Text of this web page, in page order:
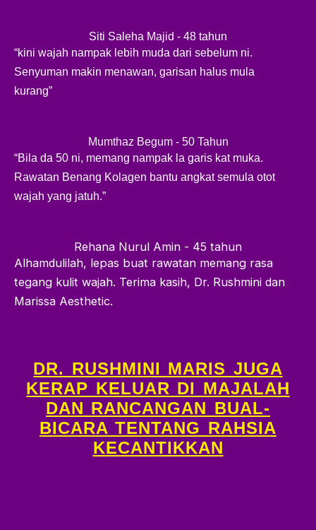
Siti Saleha Majid - 48 tahun
“kini wajah nampak lebih muda dari sebelum ni.
Senyuman makin menawan, garisan halus mula
kurang”
Mumthaz Begum - 50 Tahun
“Bila da 50 ni, memang nampak la garis kat muka.
Rawatan Benang Kolagen bantu angkat semula otot
wajah yang jatuh.”
Rehana Nurul Amin - 45 tahun
Alhamdulilah, lepas buat rawatan memang rasa
tegang kulit wajah. Terima kasih, Dr. Rushmini dan
Marissa Aesthetic.
DR. RUSHMINI MARIS JUGA
KERAP KELUAR DI MAJALAH
DAN RANCANGAN BUAL-
BICARA TENTANG RAHSIA
KECANTIKKAN